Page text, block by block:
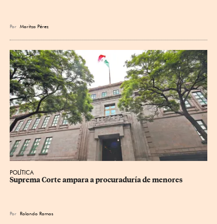
Por Maritza Pérez
POLÍTICA
Suprema Corte ampara a procuraduría de menores
Por Rolando Ramos